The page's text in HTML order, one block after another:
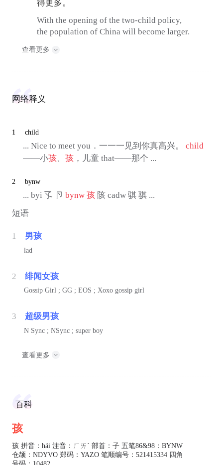
得更多。
With the opening of the two-child policy,
the population of China will become larger.
查看更多
网络释义
1 child
... Nice to meet you．一一一见到你真高兴。 child
——小孩、 孩，儿童 that——那个 ...
2 bynw
... byi 孓 卪 bynw 孩陔 cadw 骐 骐 ...
短语
1 男孩
lad
2 绯闻女孩
Gossip Girl ; GG ; EOS ; Xoxo gossip girl
3 超级男孩
N Sync ; NSync ; super boy
查看更多
百科
孩
孩 拼音：hái 注音：ㄏㄞˊ 部首：子 五笔86&98：BYNW
仓颉：NDYVO 郑码：YAZO 笔顺编号：521415334 四角